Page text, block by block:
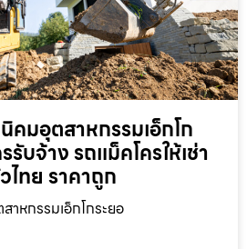
คมอุตสาหกรรมเอ็กโก
รับจ้าง รถแม็คโครให้เช่า
ทย ราคาถูก
าหกรรมเอ็กโกระยอ